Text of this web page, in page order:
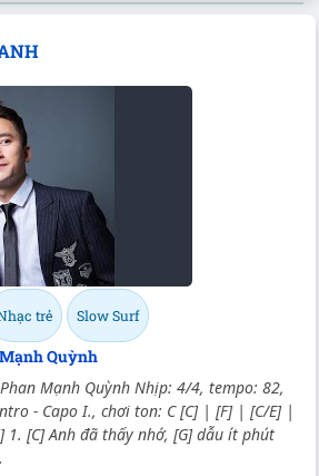
trẻ Slow Surf
Quỳnh
Phan Mạnh Quỳnh Nhịp: 4/4, tempo: 82,
- Capo I., chơi ton: C [C] | [F] | [C/E] |
[C] Anh đã thấy nhớ, [G] dẫu ít phút